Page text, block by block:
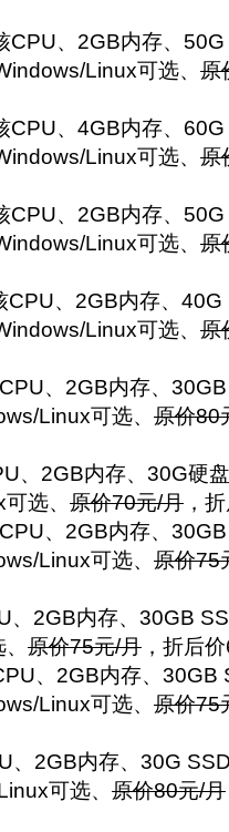
CPU、2GB内存、
Linux可选、 原
CPU、4GB内存、
Linux可选、 原
CPU、2GB内存、
Linux可选、 原
CPU、2GB内存、
Linux可选、 原
、2GB内存、
Linux可选、 原价80
、2GB内存、30G硬
选、 原价70元/月 ，
、2GB内存、
Linux可选、 原价75
、2GB内存、30GB
原价75元/月 ，折后
、2GB内存、30GB
Linux可选、 原价75
、2GB内存、30G
可选、 原价80元/月